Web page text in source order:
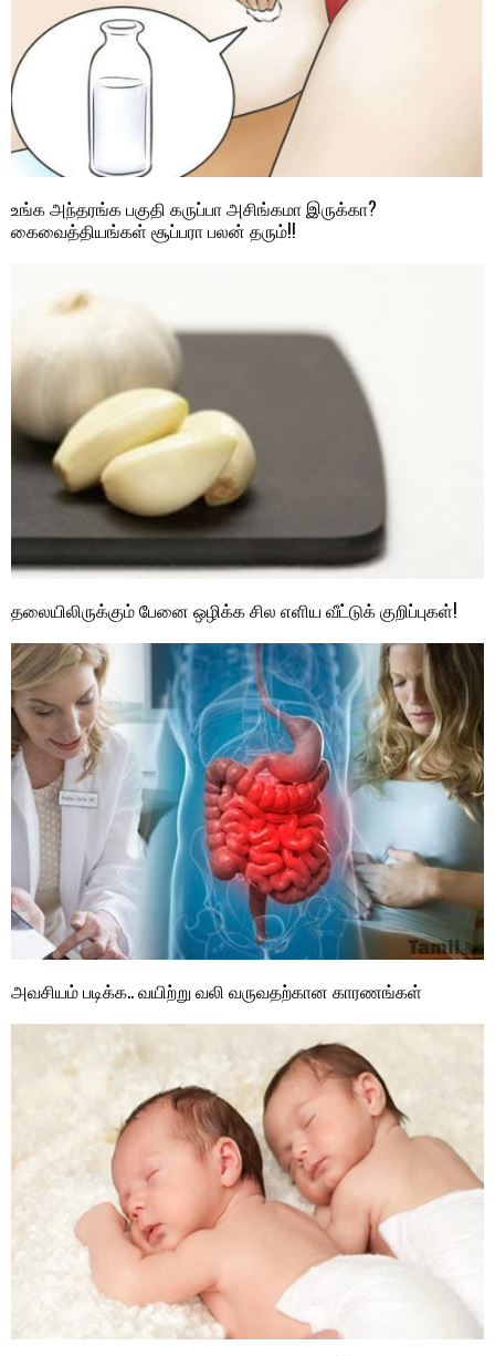
உங்க அந்தரங்க பகுதி கருப்பா அசிங்கமா இருக்கா?
கைவைத்தியங்கள் சூப்பரா பலன் தரும்!!
தலையிலிருக்கும் பேனை ஒழிக்க சில எளிய வீட்டுக் குறிப்புகள்!
அவசியம் படிக்க.. வயிற்று வலி வருவதற்கான காரணங்கள்